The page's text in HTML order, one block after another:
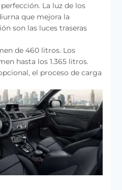
La luz de los
que mejora la
son las luces traseras
de 460 litros. Los
hasta los 1.365 litros.
el proceso de carga